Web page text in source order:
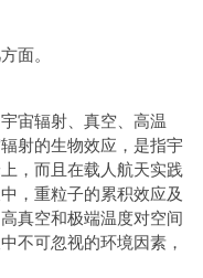
面。
宙辐射、真空、高温
射的生物效应，是指宇
，而且在载人航天实践
，重粒子的累积效应及
真空和极端温度对空间
不可忽视的环境因素，